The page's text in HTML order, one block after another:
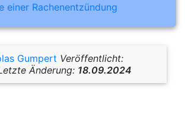
einer Rachenentzündung
Gumpert Veröffentlicht:
Änderung: 18.09.2024